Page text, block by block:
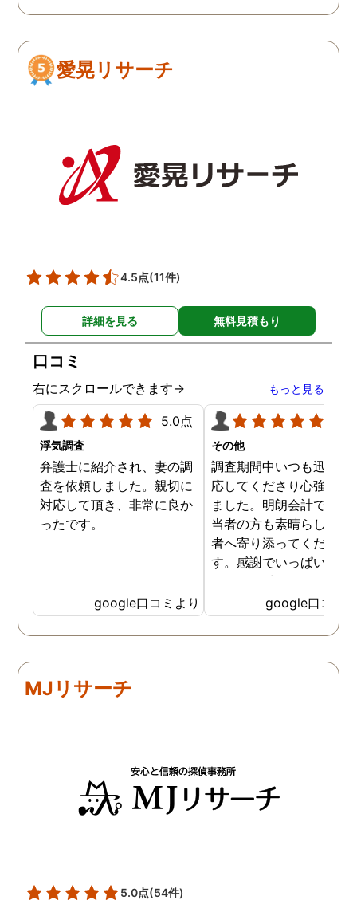
愛晃リサーチ
4.5点(11件)
詳細を見る 無料見積もり
口コミ
右にスクロールできます→ もっと見る
5.0点
浮気調査
弁護士に紹介され、妻の調
査を依頼しました。親切に
対応して頂き、非常に良か
ったです。
google口コミより
その他
調査期間中いつも迅速に
応してくださり心強く感
ました。明朗会計ですし
当者の方も素晴らしく依
者へ寄り添ってください
す。感謝でいっぱいです
あッ毎回 出して頂いた
茶が美味しくてさらに「
ッ」と一息つけていまし
笑
google口コミ
MJリサーチ
5.0点(54件)